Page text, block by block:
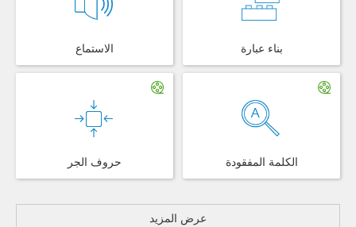
الاستماع بناء عبارة
حروف الجر الكلمة المفقودة
عرض المزيد